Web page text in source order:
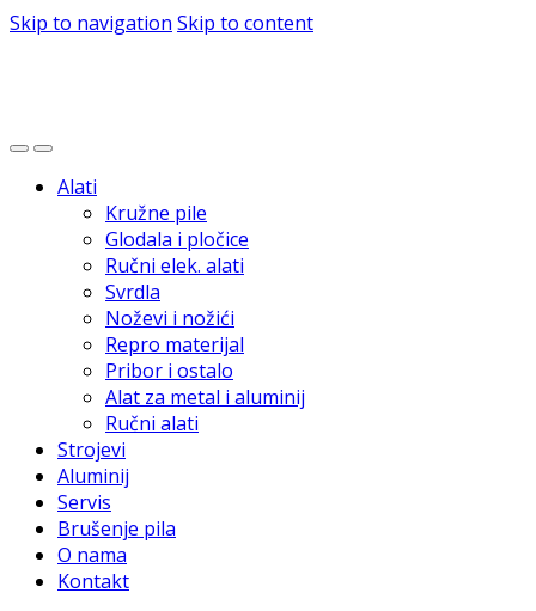
Skip to navigation Skip to content
Alati
Kružne pile
Glodala i pločice
Ručni elek. alati
Svrdla
Noževi i nožići
Repro materijal
Pribor i ostalo
Alat za metal i aluminij
Ručni alati
Strojevi
Aluminij
Servis
Brušenje pila
O nama
Kontakt